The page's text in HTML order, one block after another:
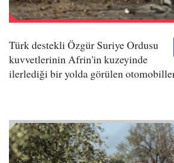
Türk destekli Özgür Suriye Ordusu
kuvvetlerinin Afrin'in kuzeyinde
ilerlediği bir yolda görülen